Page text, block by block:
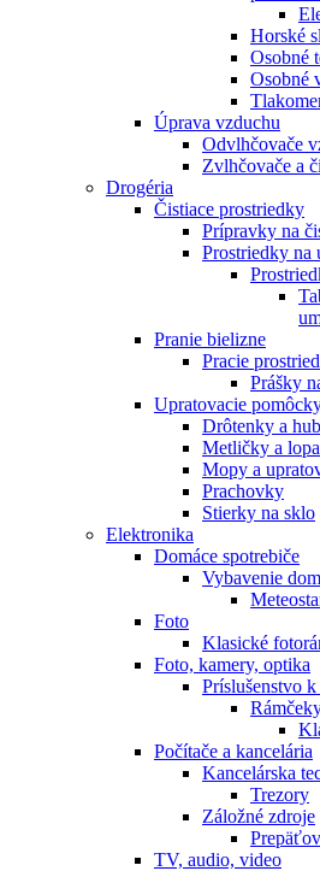
Horské
Osobné
Osobné
Úprava vzduchu
Odvlhčovače
Zvlhčovače a
Drogéria
Čistiace prostriedky
Prípravky na
Prostriedky na
Pranie bielizne
Pracie
Prášky
Upratovacie
Drôtenky a
Metličky a
Mopy a
Prachovky
Stierky na sklo
Elektronika
Domáce spotrebiče
Vybavenie
Foto
Klasické
Foto, kamery, optika
Príslušenstvo
Počítače a kancelária
Kancelárska
Trezory
Záložné zdroje
TV, audio, video